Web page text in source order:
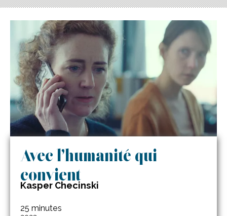
Avec l’humanité qui
convient
Kasper Checinski
25 minutes